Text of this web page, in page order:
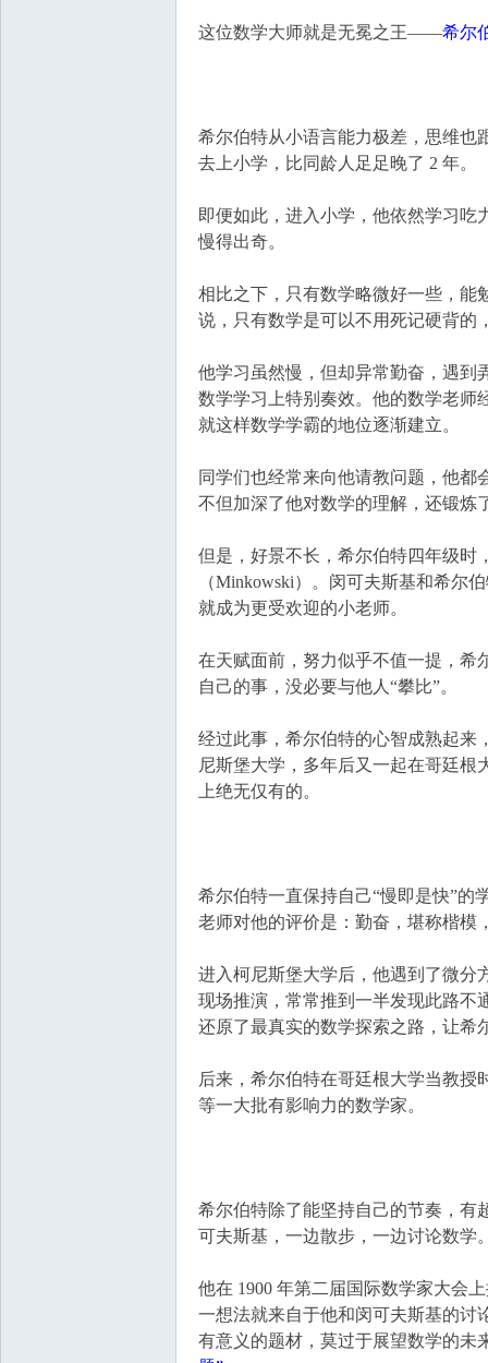
这位数学大师就是无冕之王——希尔
希尔伯特从小语言能力极差，思维也
去上小学，比同龄人足足晚了 2 年。
即便如此，进入小学，他依然学习
慢得出奇。
相比之下，只有数学略微好一些，能
说，只有数学是可以不用死记硬背的
他学习虽然慢，但却异常勤奋，遇到
数学学习上特别奏效。他的数学老师
就这样数学学霸的地位逐渐建立。
同学们也经常来向他请教问题，他都
不但加深了他对数学的理解，还锻炼
但是，好景不长，希尔伯特四年级时
（Minkowski）。闵可夫斯基和希尔
就成为更受欢迎的小老师。
在天赋面前，努力似乎不值一提，希
自己的事，没必要与他人“攀比”。
经过此事，希尔伯特的心智成熟起来
尼斯堡大学，多年后又一起在哥廷
上绝无仅有的。
希尔伯特一直保持自己“慢即是快”的
老师对他的评价是：勤奋，堪称楷模
进入柯尼斯堡大学后，他遇到了微分
现场推演，常常推到一半发现此路不
还原了最真实的数学探索之路，让希
后来，希尔伯特在哥廷根大学当教
等一大批有影响力的数学家。
希尔伯特除了能坚持自己的节奏，有
可夫斯基，一边散步，一边讨论数学
他在 1900 年第二届国际数学家大会
一想法就来自于他和闵可夫斯基的讨
有意义的题材，莫过于展望数学的未